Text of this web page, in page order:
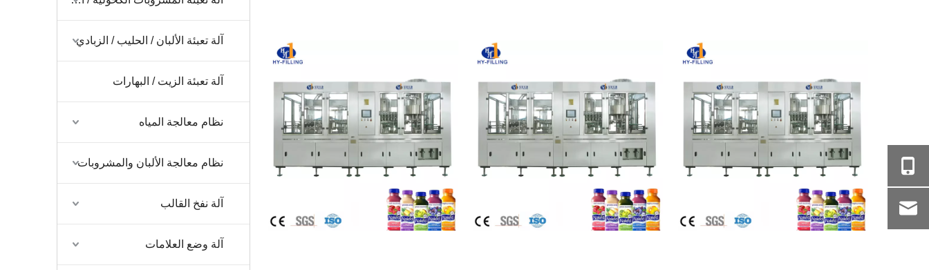
آلة تعبئة الألبان / الحليب / الزبادي
آلة تعبئة الزيت / البهارات
نظام معالجة المياه
نظام معالجة الألبان والمشروبات
آلة نفخ القالب
آلة وضع العلامات